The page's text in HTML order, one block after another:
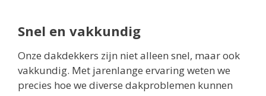
Snel en vakkundig
Onze dakdekkers zijn niet alleen snel, maar ook
vakkundig. Met jarenlange ervaring weten we
precies hoe we diverse dakproblemen kunnen